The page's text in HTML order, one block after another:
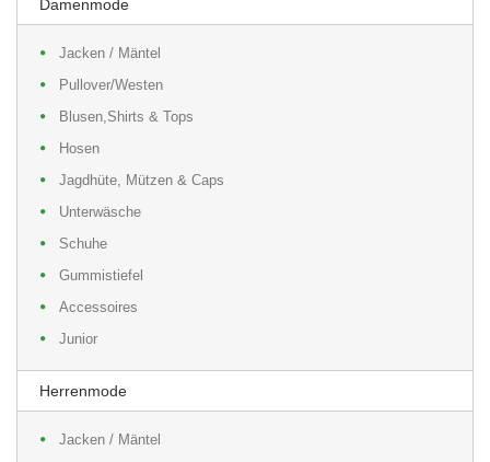
Damenmode
Jacken / Mäntel
Pullover/Westen
Blusen,Shirts & Tops
Hosen
Jagdhüte, Mützen & Caps
Unterwäsche
Schuhe
Gummistiefel
Accessoires
Junior
Herrenmode
Jacken / Mäntel